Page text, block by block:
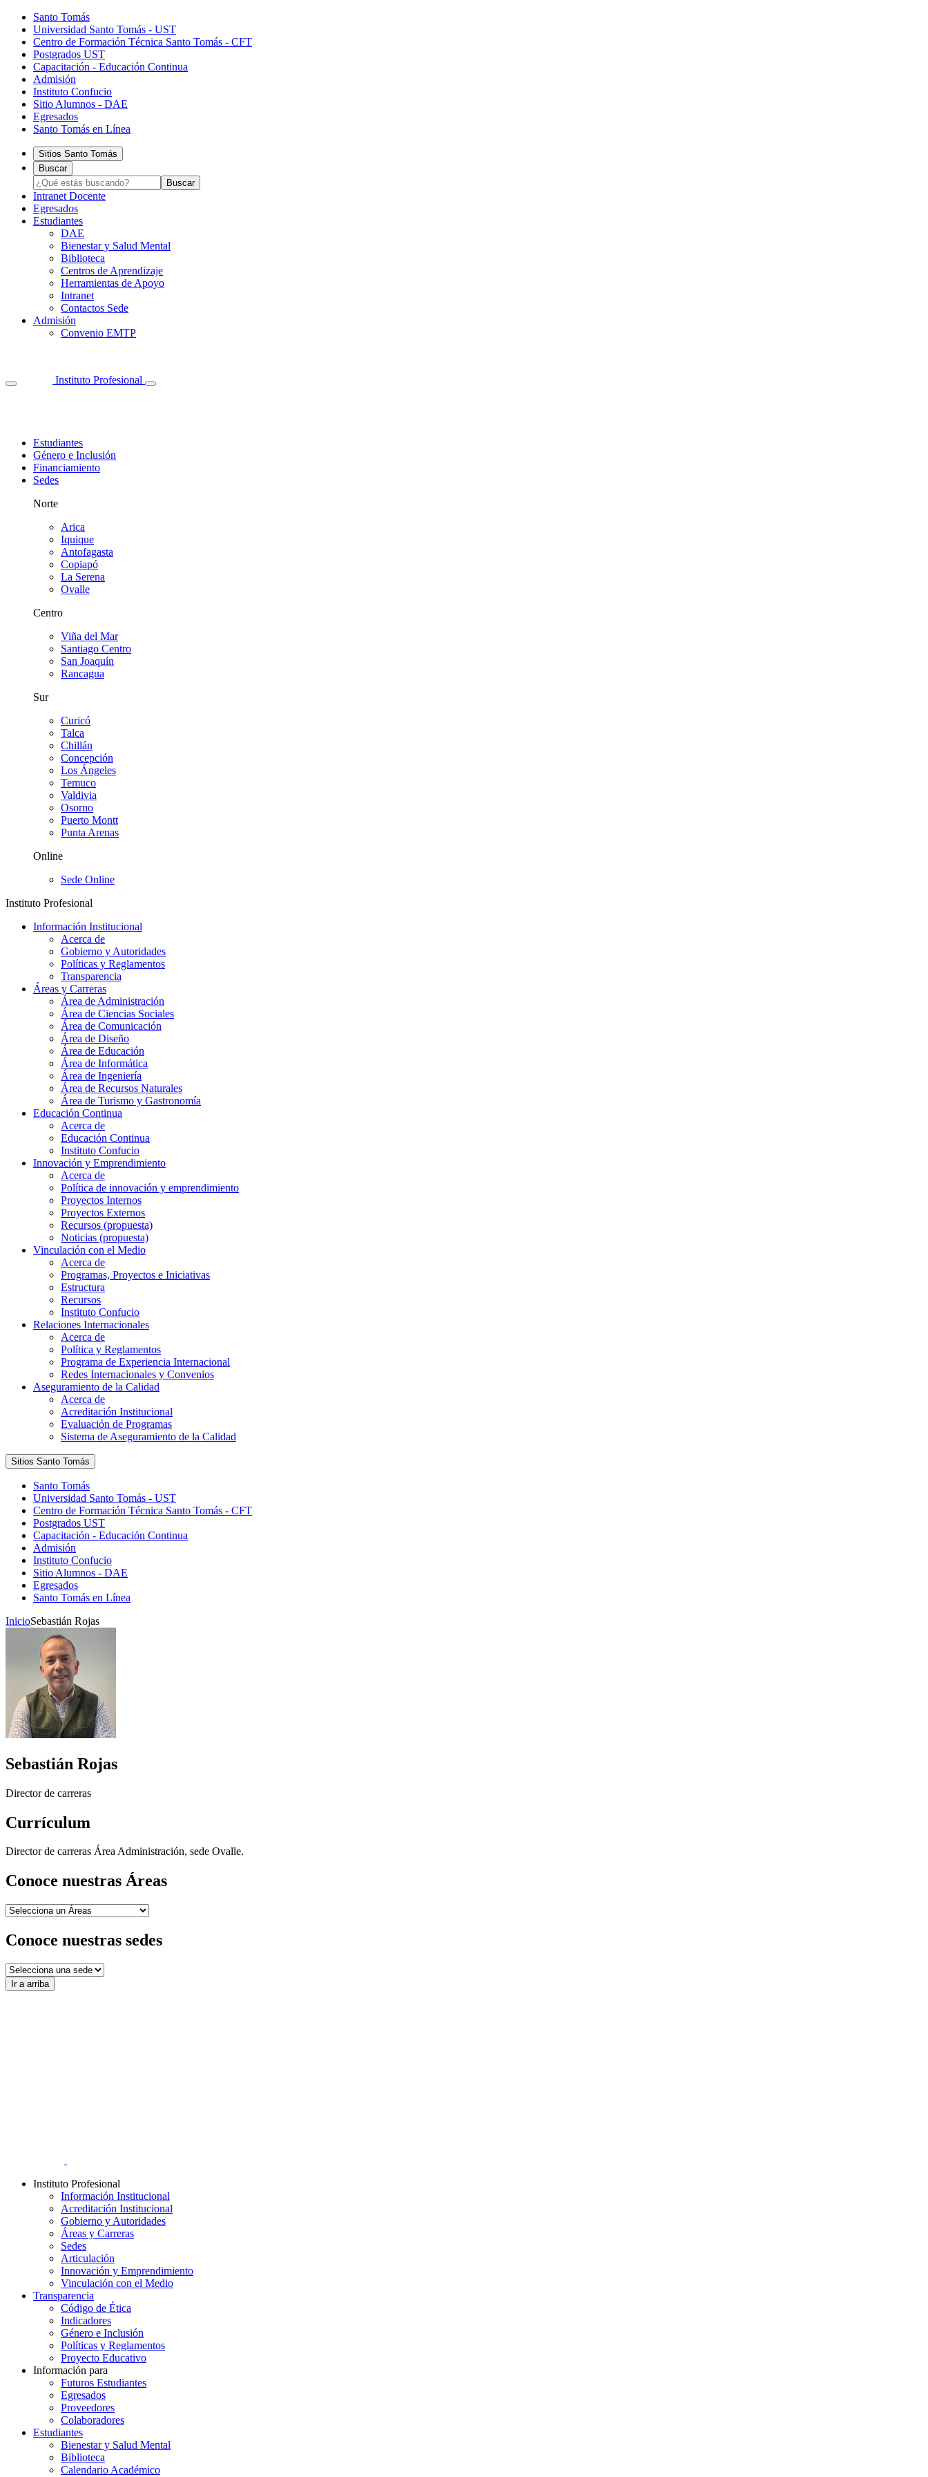
Santo Tomás
Universidad Santo Tomás - UST
Centro de Formación Técnica Santo Tomás - CFT
Postgrados UST
Capacitación - Educación Continua
Admisión
Instituto Confucio
Sitio Alumnos - DAE
Egresados
Santo Tomás en Línea
Sitios Santo Tomás
Buscar
Intranet Docente
Egresados
Estudiantes
DAE
Bienestar y Salud Mental
Biblioteca
Centros de Aprendizaje
Herramientas de Apoyo​
Intranet
Contactos Sede
Admisión
Convenio EMTP
Instituto Profesional
Estudiantes
Género e Inclusión
Financiamiento
Sedes
Norte
Arica
Iquique
Antofagasta
Copiapó
La Serena
Ovalle
Centro
Viña del Mar
Santiago Centro
San Joaquín
Rancagua
Sur
Curicó
Talca
Chillán
Concepción
Los Ángeles
Temuco
Valdivia
Osorno
Puerto Montt
Punta Arenas
Online
Sede Online
Instituto Profesional
Información Institucional
Acerca de
Gobierno y Autoridades​
Políticas y Reglamentos​
Transparencia
Áreas y Carreras
Área de Administración
Área de Ciencias Sociales
Área de Comunicación
Área de Diseño
Área de Educación
Área de Informática
Área de Ingeniería
Área de Recursos Naturales
Área de Turismo y Gastronomía
Educación Continua
Acerca de
Educación Continua
Instituto Confucio
Innovación y Emprendimiento
Acerca de
Política de innovación y emprendimiento
Proyectos Internos
Proyectos Externos
Recursos (propuesta)
Noticias (propuesta)
Vinculación con el Medio
Acerca de
Programas, Proyectos e Iniciativas
Estructura
Recursos
Instituto Confucio
Relaciones Internacionales
Acerca de
Política y Reglamentos
Programa de Experiencia Internacional
Redes Internacionales y Convenios
Aseguramiento de la Calidad
Acerca de
Acreditación Institucional
Evaluación de Programas
Sistema de Aseguramiento de la Calidad
Sitios Santo Tomás
Santo Tomás
Universidad Santo Tomás - UST
Centro de Formación Técnica Santo Tomás - CFT
Postgrados UST
Capacitación - Educación Continua
Admisión
Instituto Confucio
Sitio Alumnos - DAE
Egresados
Santo Tomás en Línea
InicioSebastián Rojas
Sebastián Rojas
Director de carreras
Currículum
Director de carreras Área Administración, sede Ovalle.
Conoce nuestras Áreas
Conoce nuestras sedes
Ir a arriba
Instituto Profesional
Información Institucional
Acreditación Institucional
Gobierno y Autoridades​
Áreas y Carreras
Sedes
Articulación
Innovación y Emprendimiento
Vinculación con el Medio
Transparencia
Código de Ética
Indicadores
Género e Inclusión
Políticas y Reglamentos​
Proyecto Educativo
Información para
Futuros Estudiantes
Egresados
Proveedores
Colaboradores
Estudiantes
Bienestar y Salud Mental
Biblioteca
Calendario Académico